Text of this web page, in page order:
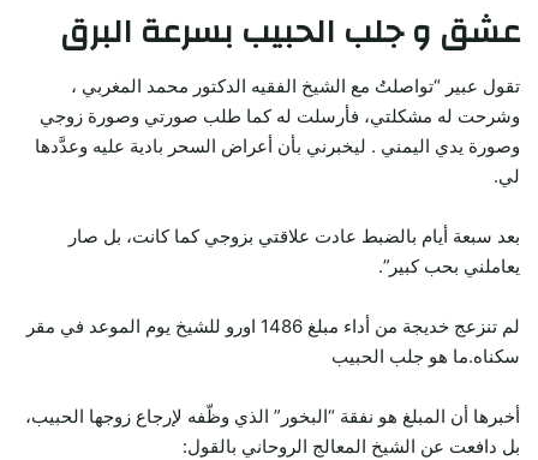
عشق و جلب الحبيب بسرعة البرق
تقول عبير “تواصلتُ مع الشيخ الفقيه الدكتور محمد المغربي ،
وشرحت له مشكلتي، فأرسلت له كما طلب صورتي وصورة زوجي
وصورة يدي اليمني . ليخبرني بأن أعراض السحر بادية عليه وعدَّدها
لي.
بعد سبعة أيام بالضبط عادت علاقتي بزوجي كما كانت، بل صار
يعاملني بحب كبير”.
لم تنزعج خديجة من أداء مبلغ 1486 اورو للشيخ يوم الموعد في مقر
سكناه.ما هو جلب الحبيب
أخبرها أن المبلغ هو نفقة “البخور” الذي وظّفه لإرجاع زوجها الحبيب،
بل دافعت عن الشيخ المعالج الروحاني بالقول: